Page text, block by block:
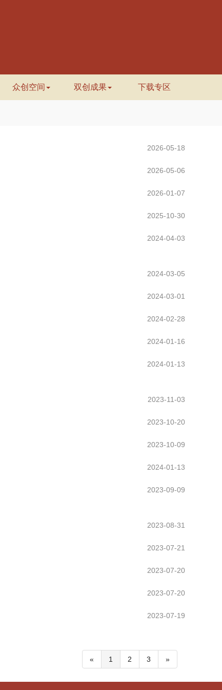
众创空间 双创成果 下载专区
2026-05-18
2026-05-06
2026-01-07
2025-10-30
2024-04-03
2024-03-05
2024-03-01
2024-02-28
2024-01-16
2024-01-13
2023-11-03
2023-10-20
2023-10-09
2024-01-13
2023-09-09
2023-08-31
2023-07-21
2023-07-20
2023-07-20
2023-07-19
« 1 2 3 »